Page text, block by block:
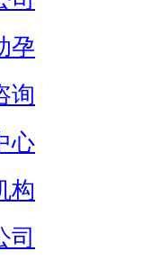
孕
询
心
构
司